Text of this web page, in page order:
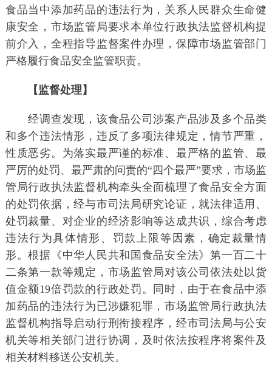
食品当中添加药品的违法行为，关系人民群众生命健
康安全，市场监管局要求本单位行政执法监督机构提
前介入，全程指导监督案件办理，保障市场监管部门
严格履行食品安全监管职责。
【监督处理】
经调查发现，该食品公司涉案产品涉及多个品类
和多个违法情形，违反了多项法律规定，情节严重，
性质恶劣。为落实最严谨的标准、最严格的监管、最
严厉的处罚、最严肃的问责的“四个最严”要求，市场监
管局行政执法监督机构牵头全面梳理了食品安全方面
的处罚依据，经与市司法局研究论证，就法律适用、
处罚裁量、对企业的经济影响等达成共识，综合考虑
违法行为具体情形、罚款上限等因素，确定裁量情
形。根据《中华人民共和国食品安全法》第一百二十
二条第一款等规定，市场监管局对该公司依法处以货
值金额19倍罚款的行政处罚。同时，由于在食品中添
加药品的违法行为已涉嫌犯罪，市场监管局行政执法
监督机构指导启动行刑衔接程序，经市司法局与公安
机关等相关部门进行协调，及时依法按程序将案件及
相关材料移送公安机关。